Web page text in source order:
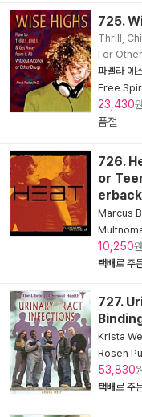
725.
Thrill,
l or
파멜라 에
Free
23,430
품절
726.
or
Marcus
10,250
택배로 주
727.
Krista
Rosen
53,830
택배로 주